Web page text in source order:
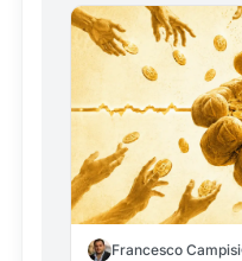
Francesco Campisi